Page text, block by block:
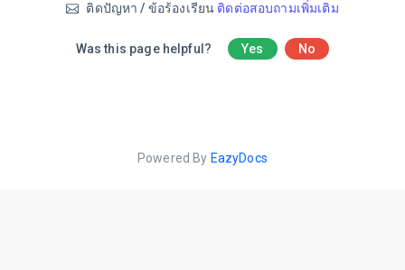
ติดปัญหา / ข้อร้องเรียน ติดต่อสอบถามเพิ่มเติม
Was this page helpful? Yes No
Powered By EazyDocs